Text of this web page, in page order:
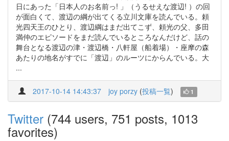
日にあった「日本人のお名前っ! 」（うるせえな渡辺! ）の回
が面白くて、渡辺の綱が出てくる立川文庫を読んでいる。頼
光四天王のひとり、渡辺綱はまだ出てこず、頼光の父、多田
満仲のエピソードをまだ読んでいるところなんだけど、話の
舞台となる渡辺の津・渡辺橋・八軒屋（船着場）・座摩の森
あたりの地名がすでに「渡辺」のルーツにからんでいる。大
...
2017-10-14 14:43:37 joy porzy (投稿一覧) 1
Twitter (744 users, 751 posts, 1013
favorites)